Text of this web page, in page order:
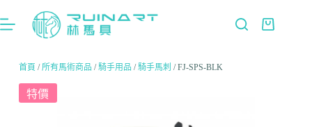
首頁 /所有馬術商品 /騎手用品 /騎手馬刺 / FJ-SPS-BLK
特價